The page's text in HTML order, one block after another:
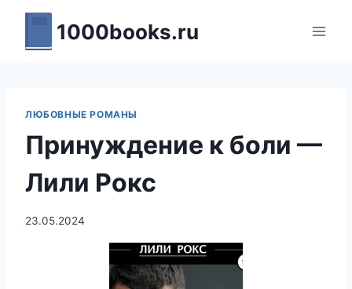
Перейти
содержимому
1000books.ru
ЛЮБОВНЫЕ РОМАНЫ
Принуждение к боли —
Лили Рокс
23.05.2024